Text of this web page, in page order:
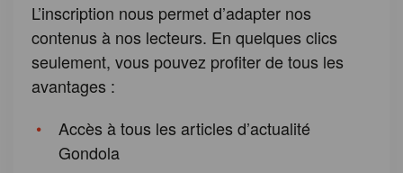
L’inscription nous permet d’adapter nos
contenus à nos lecteurs. En quelques clics
seulement, vous pouvez profiter de tous les
avantages :
Accès à tous les articles d’actualité
Gondola